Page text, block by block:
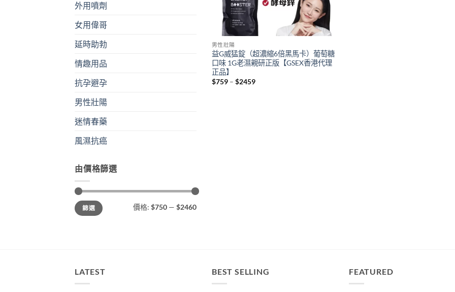
外用噴劑
女用偉哥
延時助勃
情趣用品
抗孕避孕
男性壯陽
迷情春藥
風濕抗癌
由價格篩選
最
低
價
最
高
價
篩選 價格: $750 — $2460
男性壯陽
益G威猛錠（超濃縮6倍黑馬卡）葡萄糖
口味 1G老濕親研正版【GSEX香港代理
正品】
$759 – $2459Price
LATEST BEST SELLING FEATURED